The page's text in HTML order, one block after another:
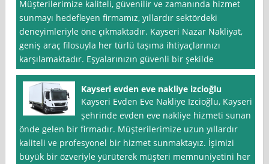
Müşterilerimize kaliteli, güvenilir ve zamanında hizmet
sunmayı hedefleyen firmamız, yıllardır sektördeki
deneyimleriyle öne çıkmaktadır. Kayseri Nazar Nakliyat,
geniş araç filosuyla her türlü taşıma ihtiyaçlarınızı
karşılamaktadır. Eşyalarınızın güvenli bir şekilde
Kayseri evden eve nakliye izcioğlu
Kayseri Evden Eve Nakliye Izcioğlu, Kayseri
şehrinde evden eve nakliye hizmeti sunan
önde gelen bir firmadır. Müşterilerimize uzun yıllardır
kaliteli ve profesyonel bir hizmet sunmaktayız. İşimizi
büyük bir özveriyle yürüterek müşteri memnuniyetini her